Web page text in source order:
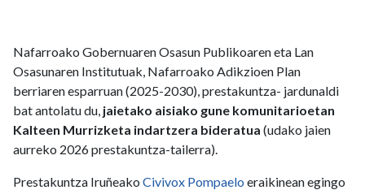
Nafarroako Gobernuaren Osasun Publikoaren eta Lan
Osasunaren Institutuak, Nafarroako Adikzioen Plan
berriaren esparruan (2025-2030), prestakuntza- jardunaldi
bat antolatu du, jaietako aisiako gune komunitarioetan
Kalteen Murrizketa indartzera bideratua (udako jaien
aurreko 2026 prestakuntza-tailerra).
Prestakuntza Iruñeako Civivox Pompaelo eraikinean egingo